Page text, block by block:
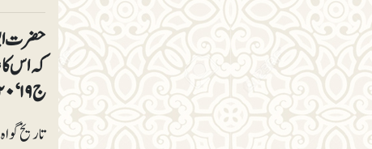
حضرت
کہ اس
ج ۱۹‘۲۰‘ ص ۲۱۷)
تاریخ